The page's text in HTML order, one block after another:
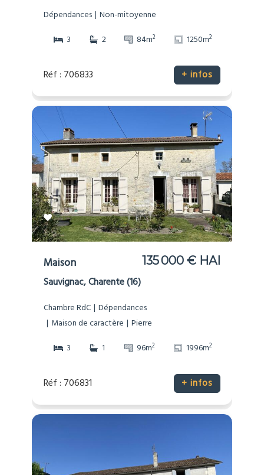
Dépendances Non-mitoyenne
3
2 84m2 1250m2
Réf : 706833 + infos
Maison 135 000 € HAI
Sauvignac, Charente (16)
Chambre RdC Dépendances
Maison de caractère
Pierre
3
1 96m2 1996m2
Réf : 706831 + infos